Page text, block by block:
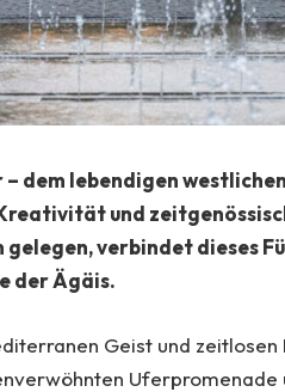
– dem lebendigen
Kreativität und
verbindet dieses
der Ägäis.
Geist und